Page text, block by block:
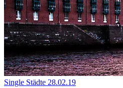
Single Städte 28.02.19